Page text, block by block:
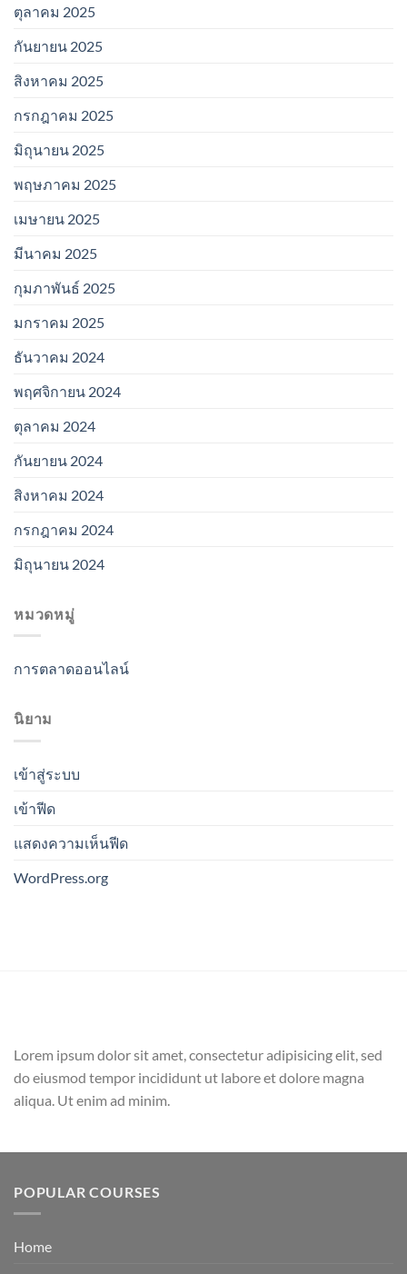
ตุลาคม 2025
กันยายน 2025
สิงหาคม 2025
กรกฎาคม 2025
มิถุนายน 2025
พฤษภาคม 2025
เมษายน 2025
มีนาคม 2025
กุมภาพันธ์ 2025
มกราคม 2025
ธันวาคม 2024
พฤศจิกายน 2024
ตุลาคม 2024
กันยายน 2024
สิงหาคม 2024
กรกฎาคม 2024
มิถุนายน 2024
หมวดหมู่
การตลาดออนไลน์
นิยาม
เข้าสู่ระบบ
เข้าฟีด
แสดงความเห็นฟีด
WordPress.org
Lorem ipsum dolor sit amet, consectetur adipisicing elit, sed
do eiusmod tempor incididunt ut labore et dolore magna
aliqua. Ut enim ad minim.
POPULAR COURSES
Home